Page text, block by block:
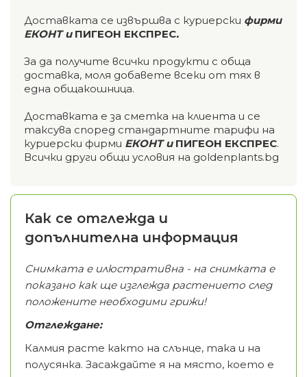
Доставката се извършва с куриерски фирми
ЕКОНТ и ПИГЕОН ЕКСПРЕС.
За да получите всички продукти с обща
доставка, моля добавете всеки от тях в
една общакошница.
Доставката е за сметка на клиента и се
таксува според стандартните тарифи на
куриерски фирми ЕКОНТ и ПИГЕОН ЕКСПРЕС.
Всички други общи условия на goldenplants.bg
Как се отглежда и
допълнителна информация
Снимката е илюстративна - на снимката е
показано как ще изглежда растението след
положените необходими грижи!
Отглеждане:
Калмия расте както на слънце, така и на
полусянка. Засаждайте я на място, което е